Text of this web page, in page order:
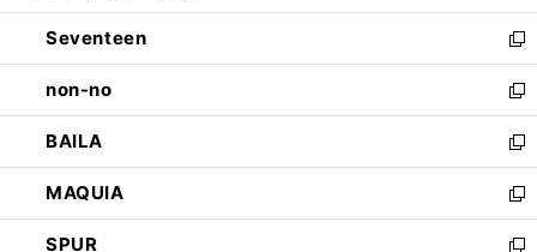
開
く
ウ
で
開
く
ン
ド
ウ
で
開
く
Seventeen
新
し
い
ウ
ィ
ン
ド
ウ
で
non-no
新
し
い
ウ
ィ
ン
ド
BAILA
新
し
い
ウ
ィ
MAQUIA
新
し
SPUR